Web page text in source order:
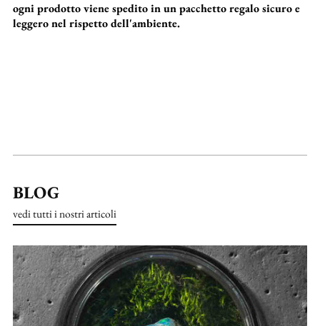
ogni prodotto viene spedito in un pacchetto regalo sicuro e
leggero nel rispetto dell'ambiente.
BLOG
vedi tutti i nostri articoli